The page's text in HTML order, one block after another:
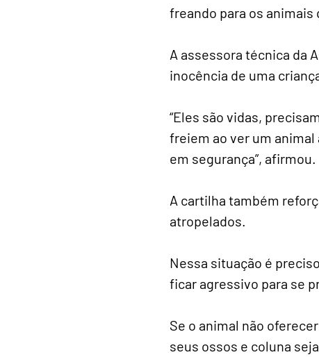
freando para os animais
A assessora técnica da
inocência de uma
“Eles são vidas,
freiem ao ver um
em segurança”, afirmou.
A cartilha também
atropelados.
Nessa situação é
ficar agressivo para se
Se o animal não
seus ossos e coluna